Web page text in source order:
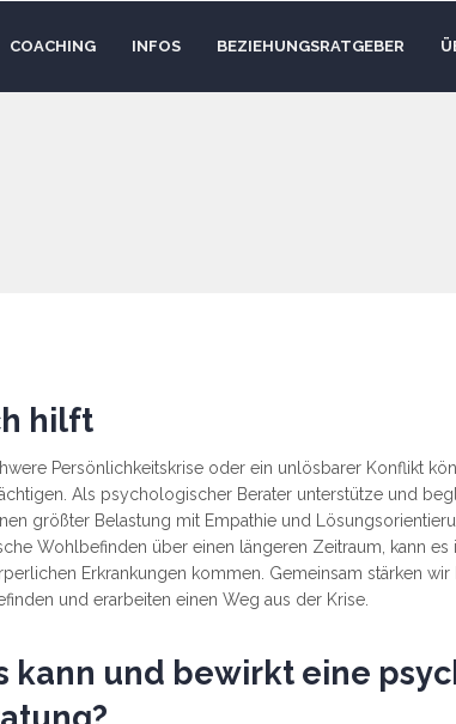
COACHING INFOS BEZIEHUNGSRATGEBER
hilft
Persönlichkeitskrise oder ein unlösbarer Konflikt
Als psychologischer Berater unterstütze und
größter Belastung mit Empathie und
Wohlbefinden über einen längeren Zeitraum, kann
Erkrankungen kommen. Gemeinsam stärken wir
und erarbeiten einen Weg aus der Krise.
kann und bewirkt eine